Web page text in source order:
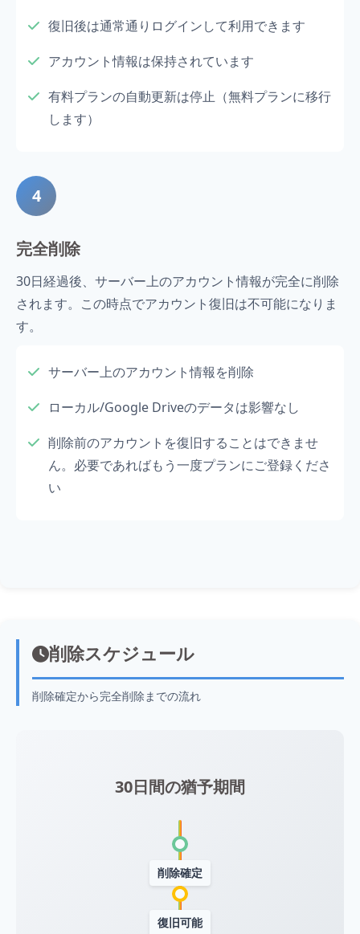
復旧後は通常通りログインして利用できます
アカウント情報は保持されています
有料プランの自動更新は停止（無料プランに移行
します）
4
完全削除
30日経過後、サーバー上のアカウント情報が完全に削除
されます。この時点でアカウント復旧は不可能になりま
す。
サーバー上のアカウント情報を削除
ローカル/Google Driveのデータは影響なし
削除前のアカウントを復旧することはできませ
ん。必要であればもう一度プランにご登録くださ
い
削除スケジュール
削除確定から完全削除までの流れ
30日間の猶予期間
削除確定
復旧可能